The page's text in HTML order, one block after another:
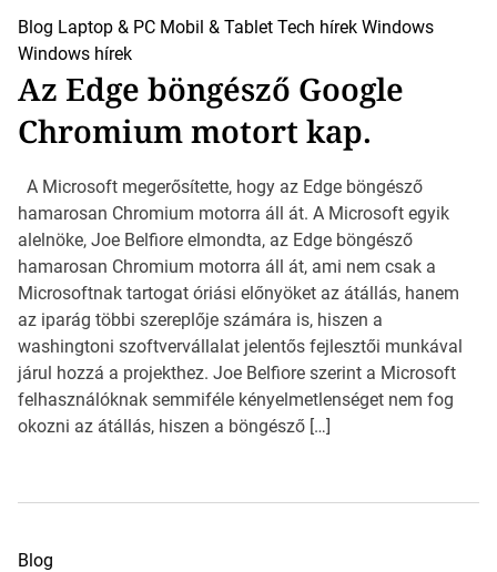
Blog Laptop & PC Mobil & Tablet Tech hírek Windows
Windows hírek
Az Edge böngésző Google
Chromium motort kap.
A Microsoft megerősítette, hogy az Edge böngésző
hamarosan Chromium motorra áll át. A Microsoft egyik
alelnöke, Joe Belfiore elmondta, az Edge böngésző
hamarosan Chromium motorra áll át, ami nem csak a
Microsoftnak tartogat óriási előnyöket az átállás, hanem
az iparág többi szereplője számára is, hiszen a
washingtoni szoftvervállalat jelentős fejlesztői munkával
járul hozzá a projekthez. Joe Belfiore szerint a Microsoft
felhasználóknak semmiféle kényelmetlenséget nem fog
okozni az átállás, hiszen a böngésző […]
Blog